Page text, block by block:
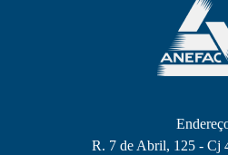
R. 7 de Abril, 125 - Cj